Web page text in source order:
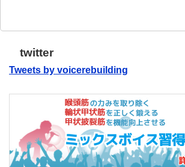
twitter
Tweets by voicerebuilding